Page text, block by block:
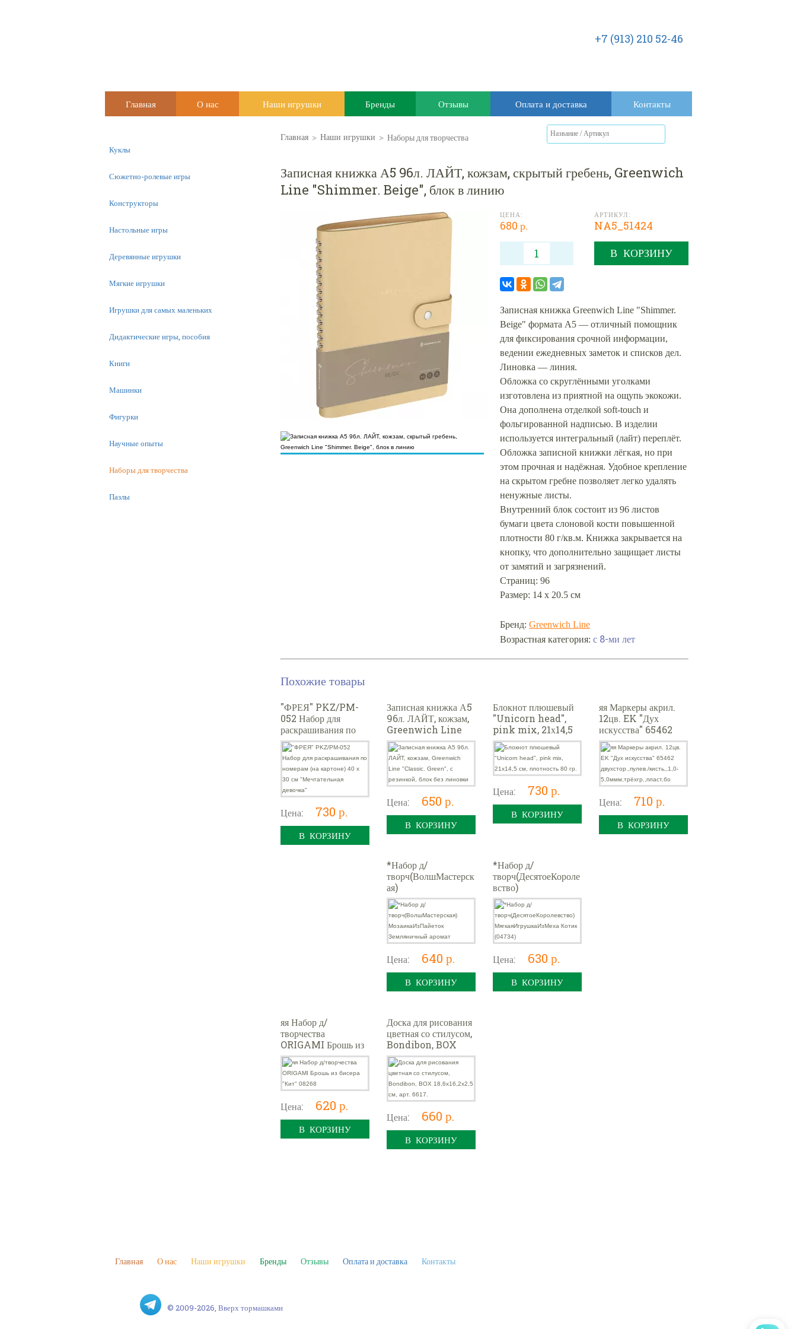
+7 (913) 210 52-46
Главная О нас Наши игрушки Бренды Отзывы Оплата и доставка Контакты
Главная > Наши игрушки > Наборы для творчества
Записная книжка А5 96л. ЛАЙТ, кожзам, скрытый гребень, Greenwich
Line "Shimmer. Beige", блок в линию
ЦЕНА:
680 р.
АРТИКУЛ:
NA5_51424
В КОРЗИНУ
Записная книжка Greenwich Line "Shimmer.
Beige" формата А5 — отличный помощник
для фиксирования срочной информации,
ведении ежедневных заметок и списков дел.
Линовка — линия.
Обложка со скруглёнными уголками
изготовлена из приятной на ощупь экокожи.
Она дополнена отделкой soft-touch и
фольгированной надписью. В изделии
используется интегральный (лайт) переплёт.
Обложка записной книжки лёгкая, но при
этом прочная и надёжная. Удобное крепление
на скрытом гребне позволяет легко удалять
ненужные листы.
Внутренний блок состоит из 96 листов
бумаги цвета слоновой кости повышенной
плотности 80 г/кв.м. Книжка закрывается на
кнопку, что дополнительно защищает листы
от замятий и загрязнений.
Страниц: 96
Размер: 14 х 20.5 см
Бренд: Greenwich Line
Возрастная категория: с 8-ми лет
Похожие товары
"ФРЕЯ" PKZ/PM-
052 Набор для
раскрашивания по
номерам (на картоне)
40 х 30 см
"Мечтательная
девочка"
Цена: 730 р.
В КОРЗИНУ
Записная книжка А5
96л. ЛАЙТ, кожзам,
Greenwich Line
"Classic. Green", с
резинкой, блок без
линовки
Цена: 650 р.
В КОРЗИНУ
Блокнот плюшевый
"Unicorn head",
pink mix, 21х14,5
см, плотность 80 гр.
Цена: 730 р.
В КОРЗИНУ
яя Маркеры акрил.
12цв. EK "Дух
искусства" 65462
двухстор.,пулев./
кисть,,1,0-
5,0ммм,трёхгр.,пласт.
бо
Цена: 710 р.
В КОРЗИНУ
*Набор д/
творч(ВолшМастерск
ая)
МозаикаИзПайеток
Земляничный аромат
Цена: 640 р.
В КОРЗИНУ
*Набор д/
творч(ДесятоеКороле
вство)
МягкаяИгрушкаИзМ
еха Котик (04734)
Цена: 630 р.
В КОРЗИНУ
яя Набор д/
творчества
ORIGAMI Брошь из
бисера "Кит" 08268
Цена: 620 р.
В КОРЗИНУ
Доска для рисования
цветная со стилусом,
Bondibon, BOX
18,6x16,2x2,5 см,
арт. 6617.
Цена: 660 р.
В КОРЗИНУ
Куклы
Сюжетно-ролевые игры
Конструкторы
Настольные игры
Деревянные игрушки
Мягкие игрушки
Игрушки для самых маленьких
Дидактические игры, пособия
Книги
Машинки
Фигурки
Научные опыты
Наборы для творчества
Пазлы
Главная О нас Наши игрушки Бренды Отзывы Оплата и доставка Контакты
© 2009-2026, Вверх тормашками